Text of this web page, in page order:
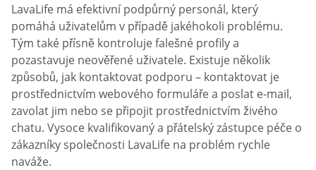
LavaLife má efektivní podpůrný personál, který
pomáhá uživatelům v případě jakéhokoli problému.
Tým také přísně kontroluje falešné profily a
pozastavuje neověřené uživatele. Existuje několik
způsobů, jak kontaktovat podporu – kontaktovat je
prostřednictvím webového formuláře a poslat e-mail,
zavolat jim nebo se připojit prostřednictvím živého
chatu. Vysoce kvalifikovaný a přátelský zástupce péče o
zákazníky společnosti LavaLife na problém rychle
naváže.